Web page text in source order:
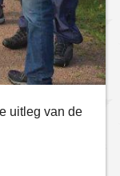
uitleg van de